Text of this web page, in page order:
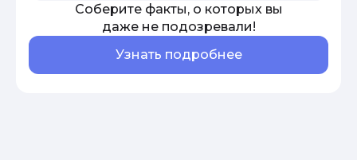
Соберите факты, о которых вы
даже не подозревали!
Узнать подробнее